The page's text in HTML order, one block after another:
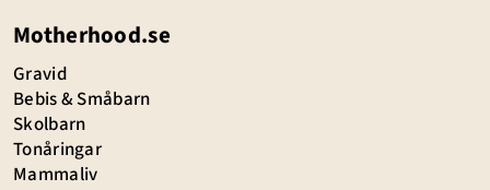
Motherhood.se
Gravid
Bebis & Småbarn
Skolbarn
Tonåringar
Mammaliv